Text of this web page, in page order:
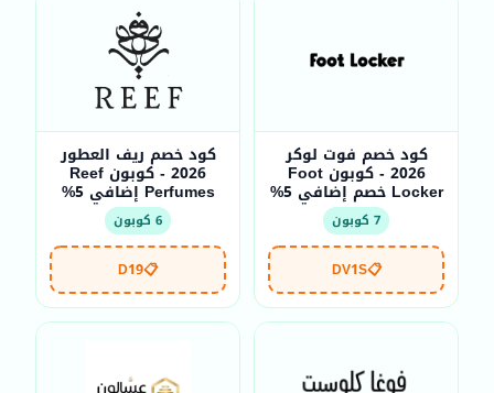
كود خصم فوت لوكر
2026 - كوبون Foot
Locker خصم إضافي 5%
7 كوبون
📋
DV1S
كود خصم ريف العطور
2026 - كوبون Reef
Perfumes إضافي 5%
6 كوبون
📋
D19